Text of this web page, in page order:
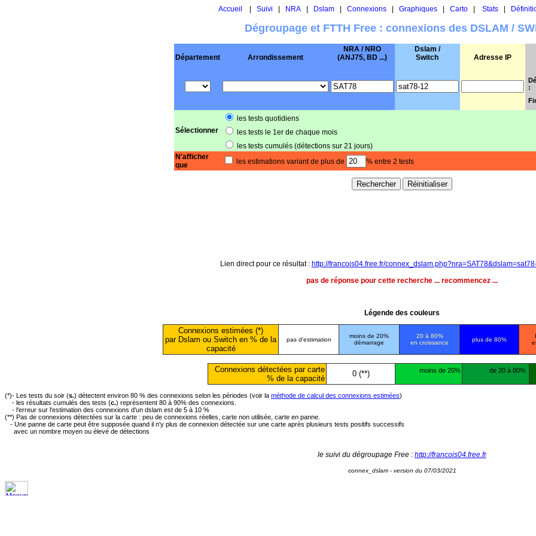
Accueil Suivi NRA| Dslam| Connexions| Graphiques| Carto| Stats|
Dégroupage et FTTH Free : connexions des DSLAM /
Département Arrondissement
NRA / NRO
(ANJ75, BD ...)
Dslam /
Switch
Adresse IP
:
Sélectionner
les tests quotidiens
les tests le 1er de chaque mois
les tests cumulés (détections sur 21 jours)
N'afficher
que
les estimations variant de plus de % entre 2 tests
Lien direct pour ce résultat : http://francois04.free.fr/
pas de réponse pour cette recherche ... recommencez ...
Légende des couleurs
Connexions estimées (*)
par Dslam ou Switch en % de la
capacité
pas d'estimation
moins de 20%
démarrage
20 à 80%
en croissance
plus de 80%
Connexions détectées par carte
% de la capacité
0 (**) moins de 20% de 20 à 80%
(*)- Les tests du soir (s.) détectent environ 80 % des connexions selon les périodes (voir la méthode de calcul des connexions estimées)
- les résultats cumulés des tests (c.) représentent 80 à 90% des connexions.
- l'erreur sur l'estimation des connexions d'un dslam est de 5 à 10 %
(**) Pas de connexions détectées sur la carte : peu de connexions réelles, carte non utilisée, carte en panne.
- Une panne de carte peut être supposée quand il n'y plus de connexion détectée sur une carte après plusieurs tests positifs successifs
avec un nombre moyen ou élevé de détections
le suivi du dégroupage Free : http://francois04.free.fr
connex_dslam - version du 07/03/2021